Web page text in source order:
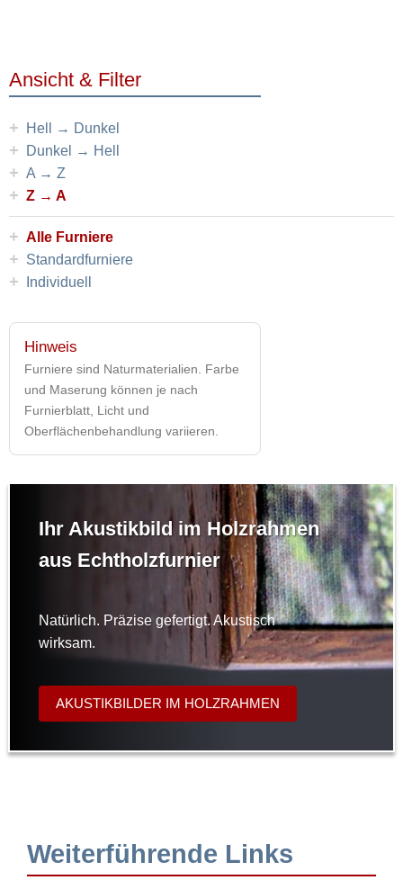
Ansicht & Filter
+ Hell → Dunkel
+ Dunkel → Hell
+ A → Z
+ Z → A
+ Alle Furniere
+ Standardfurniere
+ Individuell
Hinweis
Furniere sind Naturmaterialien. Farbe
und Maserung können je nach
Furnierblatt, Licht und
Oberflächenbehandlung variieren.
Ihr Akustikbild im Holzrahmen
aus Echtholzfurnier
Natürlich. Präzise gefertigt. Akustisch
wirksam.
AKUSTIKBILDER IM HOLZRAHMEN
Weiterführende Links